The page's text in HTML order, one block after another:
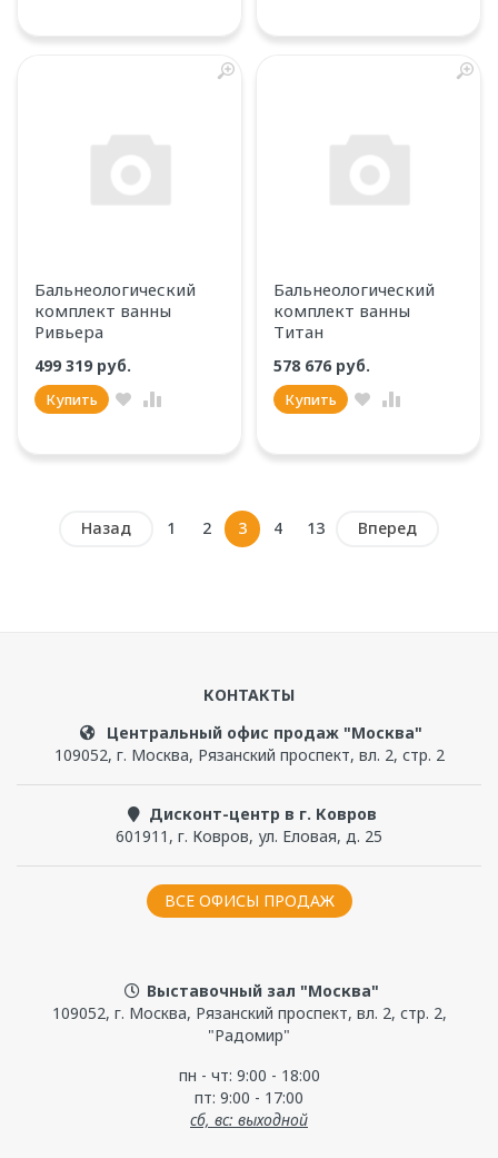
Бальнеологический
комплект ванны
Ривьера
499 319 руб.
Купить
Бальнеологический
комплект ванны
Титан
578 676 руб.
Купить
Назад 1 2 3 4 13 Вперед
КОНТАКТЫ
Центральный офис продаж "Москва"
109052, г. Москва, Рязанский проспект, вл. 2, стр. 2
Дисконт-центр в г. Ковров
601911 , г. Ковров, ул. Еловая, д. 25
ВСЕ ОФИСЫ ПРОДАЖ
Выставочный зал "Москва"
109052, г. Москва, Рязанский проспект, вл. 2, стр. 2,
"Радомир"
пн - чт: 9:00 - 18:00
пт: 9:00 - 17:00
сб, вс: выходной